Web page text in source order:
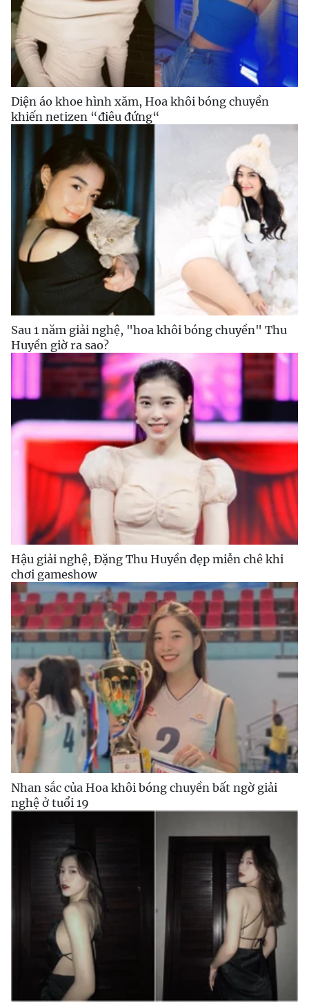
Diện áo khoe hình xăm, Hoa khôi bóng chuyền
khiến netizen “điêu đứng“
Sau 1 năm giải nghệ, "hoa khôi bóng chuyền" Thu
Huyền giờ ra sao?
Hậu giải nghệ, Đặng Thu Huyền đẹp miễn chê khi
chơi gameshow
Nhan sắc của Hoa khôi bóng chuyền bất ngờ giải
nghệ ở tuổi 19